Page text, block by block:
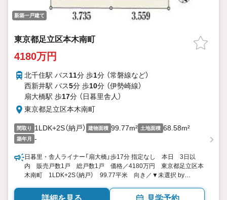
新築一戸建て
東京都足立区本木南町
4180万円
北千住駅 バス11分 歩1分 （常磐線など）
西新井駅 バス5分 歩10分 （伊勢崎線）
扇大橋駅 歩17分 （日暮里舎人）
東京都足立区本木南町
間取り 1LDK+2S（納戸） 建物面積 99.77m² 土地面積 68.58m²
築年月 -
日暮里・舎人ライナー「扇大橋」歩17分 指定なし 本日 3日以
内 販売戸数1戸 総戸数1戸 価格／4180万円 東京都足立区本
木南町 1LDK+2S（納戸） 99.77平米 向き／▼未選択 by
詳細を見る 見学予約